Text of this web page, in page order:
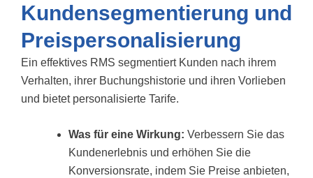
Kundensegmentierung und
Preispersonalisierung
Ein effektives RMS segmentiert Kunden nach ihrem
Verhalten, ihrer Buchungshistorie und ihren Vorlieben
und bietet personalisierte Tarife.
Was für eine Wirkung: Verbessern Sie das
Kundenerlebnis und erhöhen Sie die
Konversionsrate, indem Sie Preise anbieten,